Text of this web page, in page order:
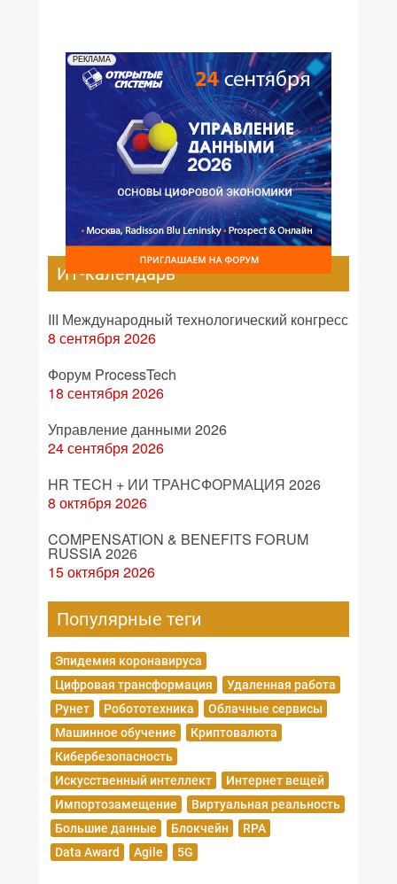
РЕКЛАМА
ИТ-календарь
III Международный технологический конгресс
8 сентября 2026
Форум ProcessTech
18 сентября 2026
Управление данными 2026
24 сентября 2026
HR TECH + ИИ ТРАНСФОРМАЦИЯ 2026
8 октября 2026
COMPENSATION & BENEFITS FORUM
RUSSIA 2026
15 октября 2026
Популярные теги
Эпидемия коронавируса
Цифровая трансформация
Удаленная работа
Рунет
Робототехника
Облачные сервисы
Машинное обучение
Криптовалюта
Кибербезопасность
Искусственный интеллект
Интернет вещей
Импортозамещение
Виртуальная реальность
Большие данные
Блокчейн
RPA
Data Award
Agile 5G